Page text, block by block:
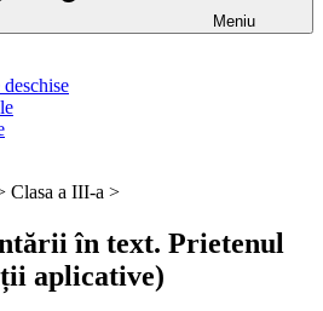
Meniu
Clasa a III-a >
în text. Prietenul
aplicative)